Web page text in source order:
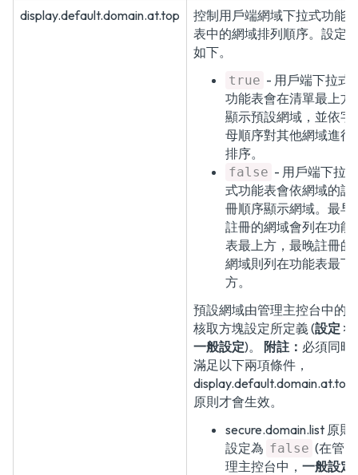
display.default.domain.at.top
控制用戶端網域下拉式功能
表中的網域排列順序。設定
如下。
true - 用戶端下拉式
功能表會在清單最上方
顯示預設網域，並依字
母順序對其他網域進行
排序。
false - 用戶端下拉
式功能表會依網域的註
冊順序顯示網域。最早
註冊的網域會列在功能
表最上方，最晚註冊的
網域則列在功能表最下
方。
預設網域由管理主控台中的
核取方塊設定所定義 (設定 >
一般設定)。 附註： 必須同時
滿足以下兩項條件，
display.default.domain.at.top
原則才會生效。
secure.domain.list 原則
設定為 false (在管
理主控台中， 一般設定